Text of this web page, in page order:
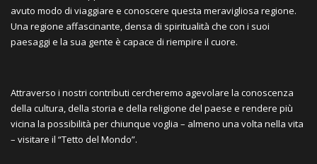
avuto modo di viaggiare e conoscere questa meravigliosa regione.
Una regione affascinante, densa di spiritualità che con i suoi
paesaggi e la sua gente è capace di riempire il cuore.
Attraverso i nostri contributi cercheremo agevolare la conoscenza
della cultura, della storia e della religione del paese e rendere più
vicina la possibilità per chiunque voglia – almeno una volta nella vita
– visitare il “Tetto del Mondo”.